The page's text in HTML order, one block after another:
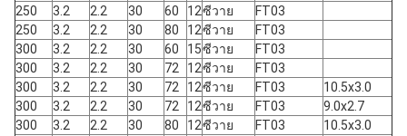
250
3.2 2.2 30 60 12ซีวาย
FT03
250
3.2 2.2 30 80 12ซีวาย
FT03
300
3.2 2.2 30 60 15ซีวาย
FT03
300
3.2 2.2 30 72 12ซีวาย
FT03
300
3.2 2.2 30 72 12ซีวาย FT03
10.5x3.0
300
3.2 2.2 30 72 12ซีวาย FT03
9.0x2.7
300
3.2 2.2 30 80 12ซีวาย FT03
10.5x3.0